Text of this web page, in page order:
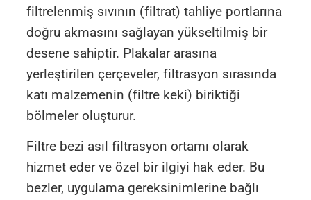
filtrelenmiş sıvının (filtrat) tahliye portlarına
doğru akmasını sağlayan yükseltilmiş bir
desene sahiptir. Plakalar arasına
yerleştirilen çerçeveler, filtrasyon sırasında
katı malzemenin (filtre keki) biriktiği
bölmeler oluşturur.
Filtre bezi asıl filtrasyon ortamı olarak
hizmet eder ve özel bir ilgiyi hak eder. Bu
bezler, uygulama gereksinimlerine bağlı